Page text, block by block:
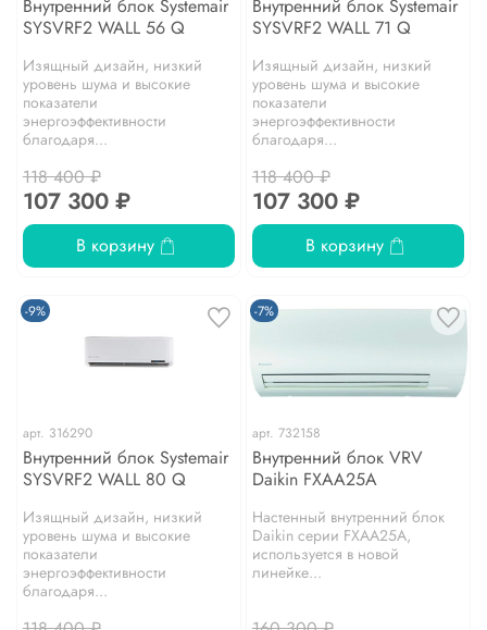
Внутренний блок Systemair
SYSVRF2 WALL 56 Q
Изящный дизайн, низкий
уровень шума и высокие
показатели
энергоэффективности
благодаря...
118 400 ₽
107 300 ₽
В корзину
Внутренний блок Systemair
SYSVRF2 WALL 71 Q
Изящный дизайн, низкий
уровень шума и высокие
показатели
энергоэффективности
благодаря...
118 400 ₽
107 300 ₽
В корзину
-9%
арт. 316290
Внутренний блок Systemair
SYSVRF2 WALL 80 Q
Изящный дизайн, низкий
уровень шума и высокие
показатели
энергоэффективности
благодаря...
-7%
арт. 732158
Внутренний блок VRV
Daikin FXAA25A
Настенный внутренний блок
Daikin серии FXAA25A,
используется в новой
линейке...